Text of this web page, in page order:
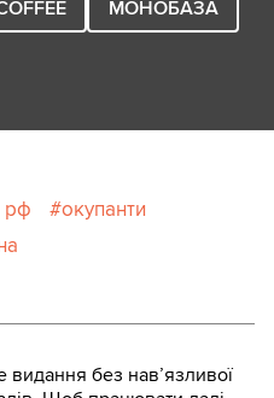
МОНОБАЗА
рф
окупанти
без навʼязливої